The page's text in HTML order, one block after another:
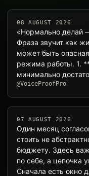
08 AUGUST 2026
«Нормально делай
Фраза звучит как
может быть
режима работы. 1.
минимально
@VoiceProofPro
07 AUGUST 2026
Один месяц
стоить не
бюджету. Здесь
по себе, а цепочка
Сначала есть окно